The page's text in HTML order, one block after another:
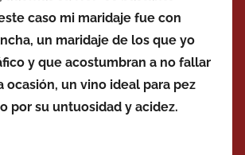
caso mi maridaje fue con
un maridaje de los que yo
y que acostumbran a no fallar
ocasión, un vino ideal para pez
por su untuosidad y acidez.